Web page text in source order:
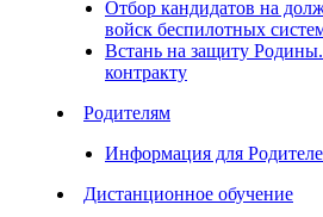
Отбор кандидатов на
войск беспилотных
Встань на защиту
контракту
Родителям
Информация для
Дистанционное обучение